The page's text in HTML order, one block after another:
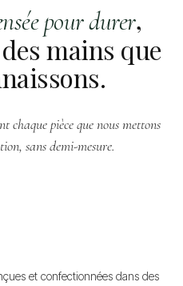
pour durer,
mains que
chaque pièce que nous mettons
sans demi-mesure.
et confectionnées dans des